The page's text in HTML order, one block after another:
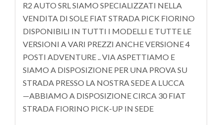
R2 AUTO SRL SIAMO SPECIALIZZATI NELLA
VENDITA DI SOLE FIAT STRADA PICK FIORINO
DISPONIBILI IN TUTTI I MODELLI E TUTTE LE
VERSIONI A VARI PREZZI ANCHE VERSIONE 4
POSTI ADVENTURE .. VIA ASPETTIAMO E
SIAMO A DISPOSIZIONE PER UNA PROVA SU
STRADA PRESSO LA NOSTRA SEDE A LUCCA
—ABBIAMO A DISPOSIZIONE CIRCA 30 FIAT
STRADA FIORINO PICK-UP IN SEDE